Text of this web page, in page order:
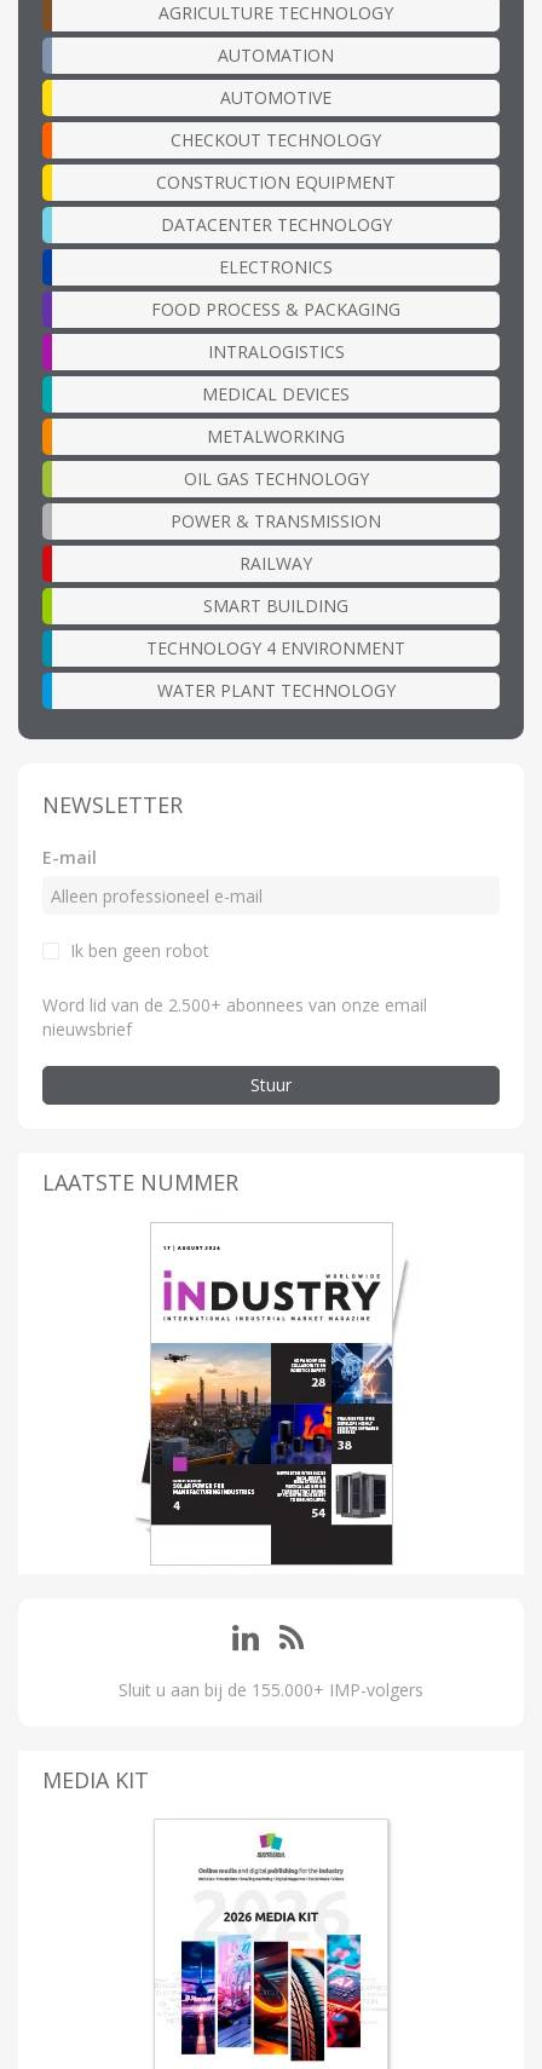
AGRICULTURE TECHNOLOGY
AUTOMATION
AUTOMOTIVE
CHECKOUT TECHNOLOGY
CONSTRUCTION EQUIPMENT
DATACENTER TECHNOLOGY
ELECTRONICS
FOOD PROCESS & PACKAGING
INTRALOGISTICS
MEDICAL DEVICES
METALWORKING
OIL GAS TECHNOLOGY
POWER & TRANSMISSION
RAILWAY
SMART BUILDING
TECHNOLOGY 4 ENVIRONMENT
WATER PLANT TECHNOLOGY
NEWSLETTER
E-mail
Ik ben geen robot
Word lid van de 2.500+ abonnees van onze email
nieuwsbrief
Stuur
LAATSTE NUMMER
Sluit u aan bij de 155.000+ IMP-volgers
MEDIA KIT